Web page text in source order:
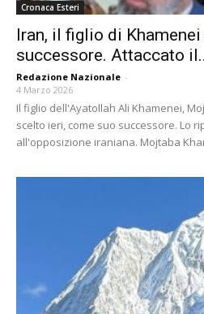
Cronaca Esteri
Iran, il figlio di
successore. Attaccato
Redazione Nazionale -
4 Marzo 2026
Il figlio dell'Ayatollah Ali Khamenei,
scelto ieri, come suo successore. Lo
all'opposizione iraniana. Mojtaba